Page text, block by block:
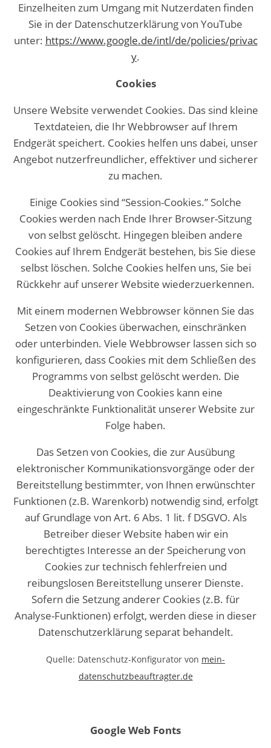
Einzelheiten zum Umgang mit Nutzerdaten finden
Sie in der Datenschutzerklärung von YouTube
unter: https://www.google.de/intl/de/policies/privac
y.
Cookies
Unsere Website verwendet Cookies. Das sind kleine
Textdateien, die Ihr Webbrowser auf Ihrem
Endgerät speichert. Cookies helfen uns dabei, unser
Angebot nutzerfreundlicher, effektiver und sicherer
zu machen.
Einige Cookies sind “Session-Cookies.” Solche
Cookies werden nach Ende Ihrer Browser-Sitzung
von selbst gelöscht. Hingegen bleiben andere
Cookies auf Ihrem Endgerät bestehen, bis Sie diese
selbst löschen. Solche Cookies helfen uns, Sie bei
Rückkehr auf unserer Website wiederzuerkennen.
Mit einem modernen Webbrowser können Sie das
Setzen von Cookies überwachen, einschränken
oder unterbinden. Viele Webbrowser lassen sich so
konfigurieren, dass Cookies mit dem Schließen des
Programms von selbst gelöscht werden. Die
Deaktivierung von Cookies kann eine
eingeschränkte Funktionalität unserer Website zur
Folge haben.
Das Setzen von Cookies, die zur Ausübung
elektronischer Kommunikationsvorgänge oder der
Bereitstellung bestimmter, von Ihnen erwünschter
Funktionen (z.B. Warenkorb) notwendig sind, erfolgt
auf Grundlage von Art. 6 Abs. 1 lit. f DSGVO. Als
Betreiber dieser Website haben wir ein
berechtigtes Interesse an der Speicherung von
Cookies zur technisch fehlerfreien und
reibungslosen Bereitstellung unserer Dienste.
Sofern die Setzung anderer Cookies (z.B. für
Analyse-Funktionen) erfolgt, werden diese in dieser
Datenschutzerklärung separat behandelt.
Quelle: Datenschutz-Konfigurator von mein-
datenschutzbeauftragter.de
Google Web Fonts